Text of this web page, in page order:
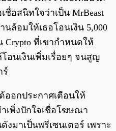
อสนิทใจว่าเป็น MrBeast
ล้อมให้เธอโอนเงิน 5,000
Crypto ที่เขากำหนดให้
อนเงินเพิ่มเรื่อยๆ จนสูญ
ร์
ออกประกาศเตือนให้
เพิ่งปักใจเชื่อโฆษณา
มาเป็นพรีเซนเตอร์ เพราะ